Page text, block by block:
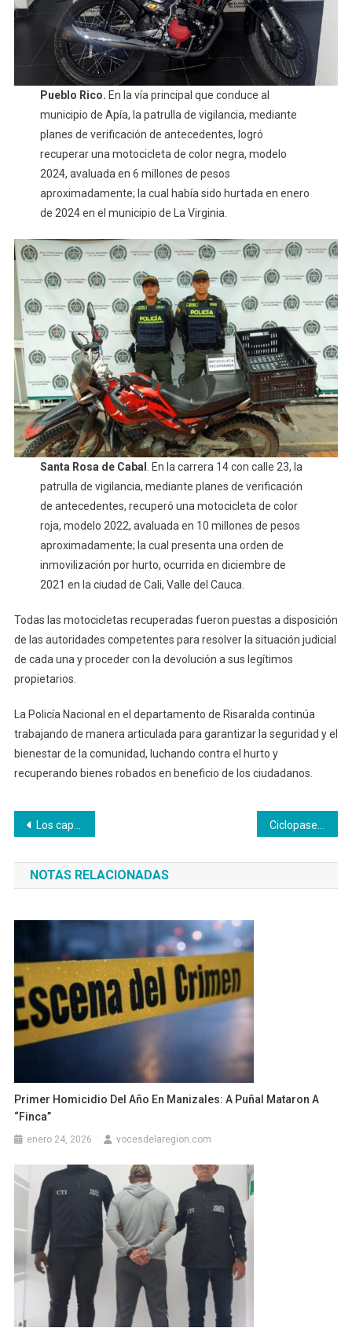
Pueblo Rico. En la vía principal que conduce al
municipio de Apía, la patrulla de vigilancia, mediante
planes de verificación de antecedentes, logró
recuperar una motocicleta de color negra, modelo
2024, avaluada en 6 millones de pesos
aproximadamente; la cual había sido hurtada en enero
de 2024 en el municipio de La Virginia.
Santa Rosa de Cabal . En la carrera 14 con calle 23, la
patrulla de vigilancia, mediante planes de verificación
de antecedentes, recuperó una motocicleta de color
roja, modelo 2022, avaluada en 10 millones de pesos
aproximadamente; la cual presenta una orden de
inmovilización por hurto, ocurrida en diciembre de
2021 en la ciudad de Cali, Valle del Cauca.
Todas las motocicletas recuperadas fueron puestas a disposición
de las autoridades competentes para resolver la situación judicial
de cada una y proceder con la devolución a sus legítimos
propietarios.
La Policía Nacional en el departamento de Risaralda continúa
trabajando de manera articulada para garantizar la seguridad y el
bienestar de la comunidad, luchando contra el hurto y
recuperando bienes robados en beneficio de los ciudadanos.
Navegación
de
entradas
Los capturaron: “Suso” y “La Flaca”, terror de los hospitales de Caldas. Ciclopaseo para admirar la naturaleza y festejar los 58 años de Risaralda
NOTAS RELACIONADAS
Primer Homicidio Del Año En Manizales: A Puñal Mataron A
“Finca”
enero 24, 2026 vocesdelaregion.com